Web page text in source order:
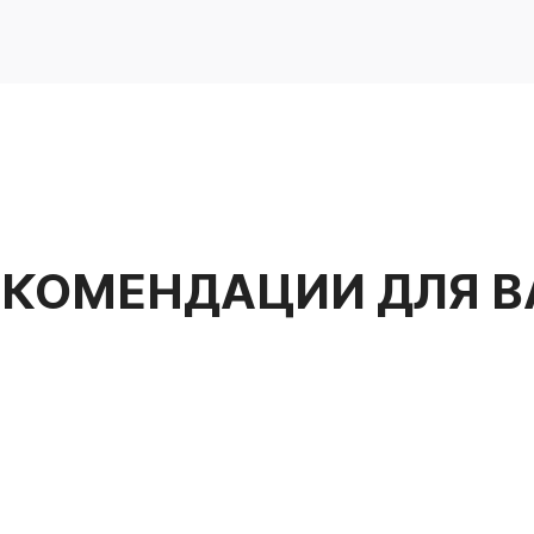
ДЛЯ